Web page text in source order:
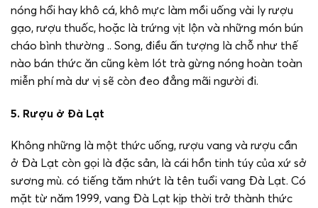
nóng hổi hay khô cá, khô mực làm mồi uống vài ly rượu
gạo, rượu thuốc, hoặc là trứng vịt lộn và những món bún
cháo bình thường .. Song, điều ấn tượng là chỗ như thế
nào bán thức ăn cũng kèm lót trà gừng nóng hoàn toàn
miễn phí mà dư vị sẽ còn đeo đẳng mãi người đi.
5. Rượu ở Đà Lạt
Không những là một thức uống, rượu vang và rượu cần
ở Đà Lạt còn gọi là đặc sản, là cái hồn tinh túy của xứ sở
sương mù. có tiếng tăm nhứt là tên tuổi vang Đà Lạt. Có
mặt từ năm 1999, vang Đà Lạt kịp thời trở thành thức